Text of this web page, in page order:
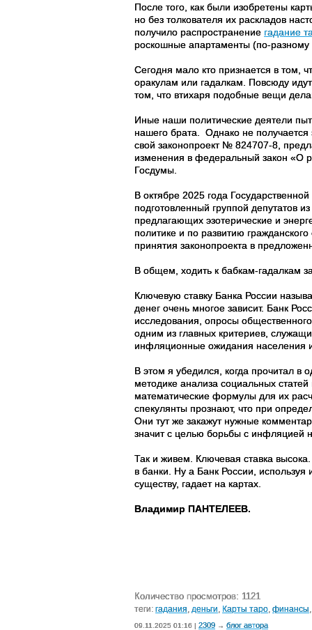
После того, как были изобретены
но без толкователя их раскладов
получило распространение гадание
роскошные апартаменты (по-разному
Сегодня мало кто признается в
оракулам или гадалкам. Повсюду
том, что втихаря подобные вещи
Иные наши политические деятели
нашего брата.
Однако не получается
свой законопроект № 824707-8,
изменения в федеральный закон «О
Госдумы.
В октябре 2025 года
подготовленный группой депутатов
предлагающих эзотерические и
политике и по развитию
принятия законопроекта в
В общем, ходить к бабкам-гадалкам
Ключевую ставку Банка России
денег очень многое зависит. Банк
исследования, опросы
одним из главных критериев,
инфляционные ожидания населения
В этом я убедился, когда прочитал в
методике анализа социальных
математические формулы для их
спекулянты прознают, что при
Они тут же закажут нужные
значит с целью борьбы с инфляцией
Так и живем. Ключевая ставка высока.
в банки. Ну а Банк России,
существу, гадает на картах.
Владимир ПАНТЕЛЕЕВ.
Количество просмотров: 1121
теги: гадания деньги Карты таро финансы
09.11.2025 01:16 | 2309 → блог автора